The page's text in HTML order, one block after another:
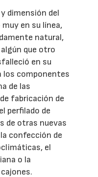
dimensión del
en su línea,
natural,
que otro
en su
los componentes
de las
fabricación de
perfilado de
de otras nuevas
confección de
el
o la